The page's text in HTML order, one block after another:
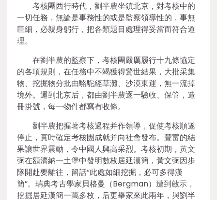
考核團西行時代，劉半農坐鎮北京，對考核中的
一切任務，無論是事務性的或是監察領導性的，事無
巨細，必親身躬行，把各類題目處理得妥當而符合道
理。
在劉半農的監察下，考核團嚴厲履行十九條協定
的各項規則，在任務中不竭獲得驚世結果，大批采集
物、挖掘物分批由駱駝經草灘、沙漠東運，無一流掉
境外。運到北京后，都由劉半農逐一驗收、保管，造
冊掛號，每一物件都寫有收條。
劉半農把握著考核過程并作領導，促使考核順遂
停止，實時確定考核團成就并向社會發布。豐富的結
果讓世界震動，令中國人興高采烈。考核初期，黃文
弼在額濟納一土堡中發明數枚居延漢簡，黃文弼因步
隊開赴要離往，留話“此處如細挖掘，必可多得漢
簡”。瑞典考古學家貝格曼（Bergman）遭到啟示，
挖掘居延漢簡一萬多枚，后更舉家來此兩年，與劉半